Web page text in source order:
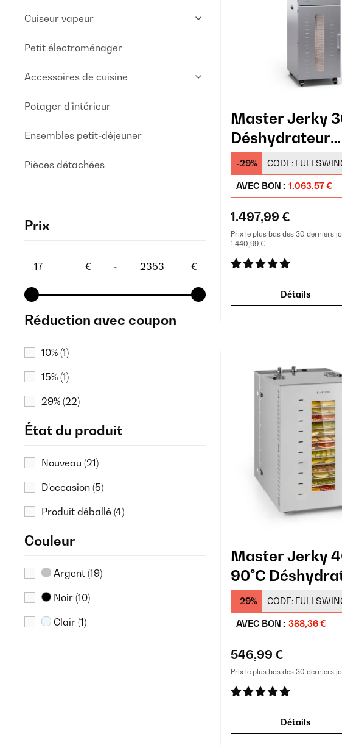
Cuiseur vapeur
Petit électroménager
Accessoires de cuisine
Potager d'intérieur
Ensembles petit-déjeuner
Pièces détachées
Prix
€ - €
Réduction avec coupon
10% (1)
15% (1)
29% (22)
État du produit
Nouveau (21)
D'occasion (5)
Produit déballé (4)
Couleur
Argent (19)
Noir (10)
Clair (1)
Master Jerky
Déshydrateur
Professionnel
Plateaux
-29% CODE:
AVEC BON : 1.063,57 €
1.497,99 €
Prix le plus bas des 30 derniers
1.440,99 €
Détails
Master Jerky
90°C
Professionnel
Plateaux
-29% CODE:
AVEC BON : 388,36 €
546,99 €
Prix le plus bas des 30 derniers
Détails